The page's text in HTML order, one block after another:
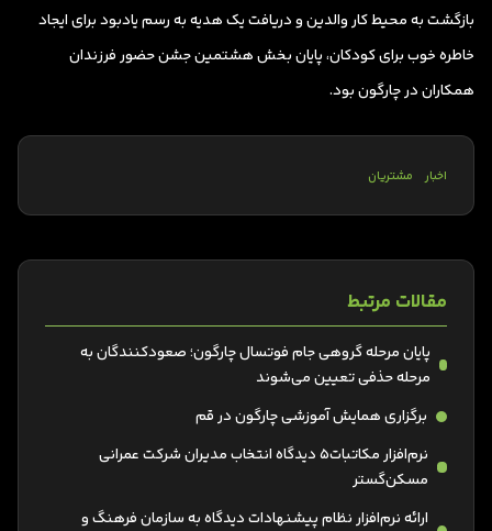
بازگشت به محیط کار والدین و دریافت یک هدیه به رسم یادبود برای ایجاد
خاطره خوب برای کودکان، پایان بخش هشتمین جشن حضور فرزندان
همکاران در چارگون بود.
اخبار مشتریان
مقالات مرتبط
پایان مرحله گروهی جام فوتسال چارگون؛ صعودکنندگان به
مرحله حذفی تعیین می‌شوند
برگزاری همایش آموزشی چارگون در قم
نرم‌افزار مکاتبات5 دیدگاه انتخاب مدیران شرکت عمرانی
مسکن‌گستر
ارائه نرم‌افزار نظام پیشنهادات دیدگاه به سازمان فرهنگ و